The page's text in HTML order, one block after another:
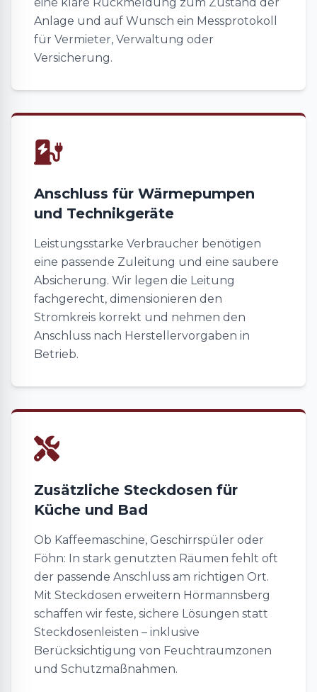
Anlage und auf Wunsch ein Messprotokoll
für Vermieter, Verwaltung oder
Versicherung.
Anschluss für Wärmepumpen
und Technikgeräte
Leistungsstarke Verbraucher benötigen
eine passende Zuleitung und eine saubere
Absicherung. Wir legen die Leitung
fachgerecht, dimensionieren den
Stromkreis korrekt und nehmen den
Anschluss nach Herstellervorgaben in
Betrieb.
Zusätzliche Steckdosen für
Küche und Bad
Ob Kaffeemaschine, Geschirrspüler oder
Föhn: In stark genutzten Räumen fehlt oft
der passende Anschluss am richtigen Ort.
Mit Steckdosen erweitern Hörmannsberg
schaffen wir feste, sichere Lösungen statt
Steckdosenleisten – inklusive
Berücksichtigung von Feuchtraumzonen
und Schutzmaßnahmen.